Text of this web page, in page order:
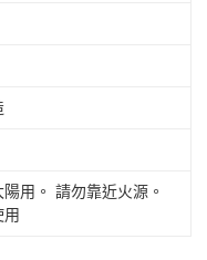
用。 請勿靠近火源。